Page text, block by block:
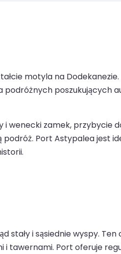
motyla na
podróżnych poszukujących
i wenecki zamek, przybycie
podróż. Port Astypalea jest
stały i sąsiednie wyspy. Ten
i tawernami. Port oferuje